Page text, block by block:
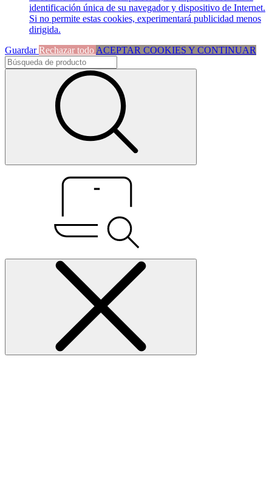
identificación única de su navegador y dispositivo de Internet.
Si no permite estas cookies, experimentará publicidad menos
dirigida.
GuardarRechazar todo ACEPTAR COOKIES Y CONTINUAR